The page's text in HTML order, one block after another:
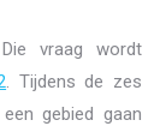
vraag wordt
. Tijdens de zes
gebied gaan